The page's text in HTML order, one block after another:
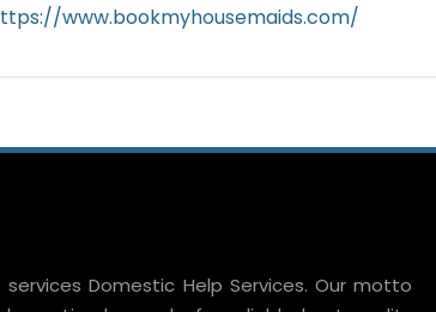
www.bookmyhousemaids.com/
services Domestic Help Services. Our motto